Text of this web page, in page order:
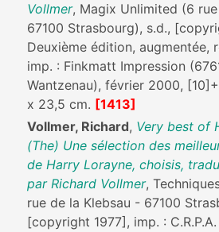
Vollmer, Magix Unlimited (6
67100 Strasbourg), s.d.,
Deuxième édition, augmentée,
imp. : Finkmatt Impression
Wantzenau), février 2000,
x 23,5 cm. [1413]
Vollmer, Richard, Very best of
(The) Une sélection des
de Harry Lorayne, choisis,
par Richard Vollmer,
rue de la Klebsau - 67100
[copyright 1977], imp. :